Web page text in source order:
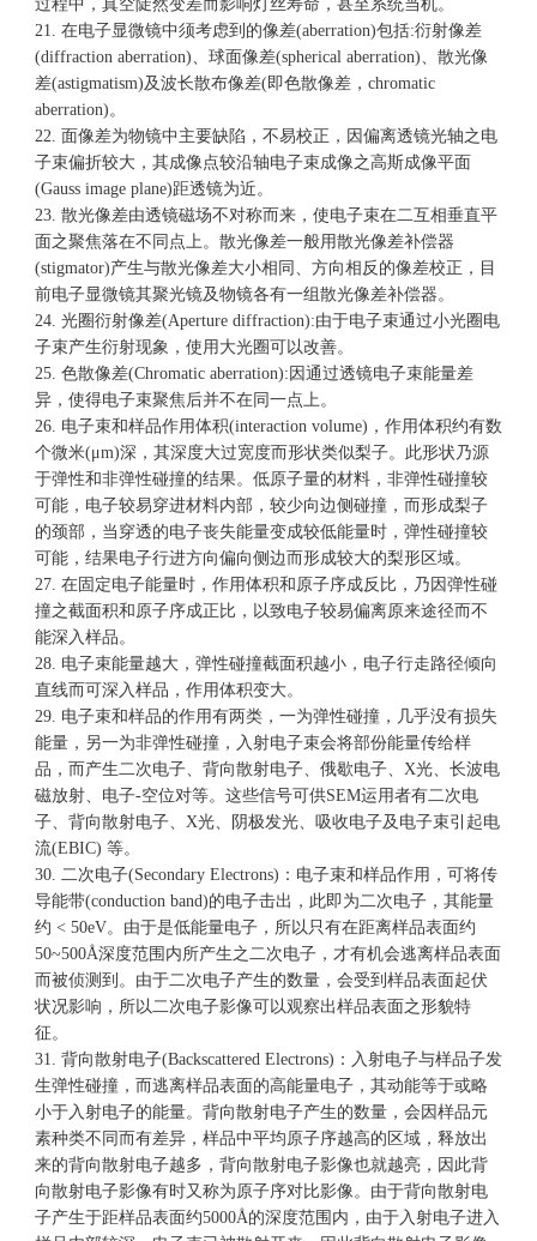
过程中，真空陡然变差而影响灯丝寿命，甚至系统当机。
21. 在电子显微镜中须考虑到的像差(aberration)包括:衍射像差
(diffraction aberration)、球面像差(spherical aberration)、散光像
差(astigmatism)及波长散布像差(即色散像差，chromatic
aberration)。
22. 面像差为物镜中主要缺陷，不易校正，因偏离透镜光轴之电
子束偏折较大，其成像点较沿轴电子束成像之高斯成像平面
(Gauss image plane)距透镜为近。
23. 散光像差由透镜磁场不对称而来，使电子束在二互相垂直平
面之聚焦落在不同点上。散光像差一般用散光像差补偿器
(stigmator)产生与散光像差大小相同、方向相反的像差校正，目
前电子显微镜其聚光镜及物镜各有一组散光像差补偿器。
24. 光圈衍射像差(Aperture diffraction):由于电子束通过小光圈电
子束产生衍射现象，使用大光圈可以改善。
25. 色散像差(Chromatic aberration):因通过透镜电子束能量差
异，使得电子束聚焦后并不在同一点上。
26. 电子束和样品作用体积(interaction volume)，作用体积约有数
个微米(μm)深，其深度大过宽度而形状类似梨子。此形状乃源
于弹性和非弹性碰撞的结果。低原子量的材料，非弹性碰撞较
可能，电子较易穿进材料内部，较少向边侧碰撞，而形成梨子
的颈部，当穿透的电子丧失能量变成较低能量时，弹性碰撞较
可能，结果电子行进方向偏向侧边而形成较大的梨形区域。
27. 在固定电子能量时，作用体积和原子序成反比，乃因弹性碰
撞之截面积和原子序成正比，以致电子较易偏离原来途径而不
能深入样品。
28. 电子束能量越大，弹性碰撞截面积越小，电子行走路径倾向
直线而可深入样品，作用体积变大。
29. 电子束和样品的作用有两类，一为弹性碰撞，几乎没有损失
能量，另一为非弹性碰撞，入射电子束会将部份能量传给样
品，而产生二次电子、背向散射电子、俄歇电子、X光、长波电
磁放射、电子-空位对等。这些信号可供SEM运用者有二次电
子、背向散射电子、X光、阴极发光、吸收电子及电子束引起电
流(EBIC) 等。
30. 二次电子(Secondary Electrons)：电子束和样品作用，可将传
导能带(conduction band)的电子击出，此即为二次电子，其能量
约 < 50eV。由于是低能量电子，所以只有在距离样品表面约
50~500Å深度范围内所产生之二次电子，才有机会逃离样品表面
而被侦测到。由于二次电子产生的数量，会受到样品表面起伏
状况影响，所以二次电子影像可以观察出样品表面之形貌特
征。
31. 背向散射电子(Backscattered Electrons)：入射电子与样品子发
生弹性碰撞，而逃离样品表面的高能量电子，其动能等于或略
小于入射电子的能量。背向散射电子产生的数量，会因样品元
素种类不同而有差异，样品中平均原子序越高的区域，释放出
来的背向散射电子越多，背向散射电子影像也就越亮，因此背
向散射电子影像有时又称为原子序对比影像。由于背向散射电
子产生于距样品表面约5000Å的深度范围内，由于入射电子进入